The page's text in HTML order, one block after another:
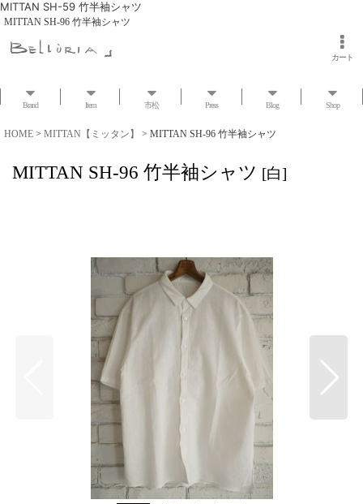
MITTAN SH-59 竹半袖シャツ
MITTAN SH-96 竹半袖シャツ
カート
Brand Item 市松 Press Blog Shop
HOME > MITTAN【ミッタン】 > MITTAN SH-96 竹半袖シャツ
MITTAN SH-96 竹半袖シャツ [白]